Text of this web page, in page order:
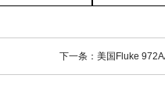
下一条：美国Fluke